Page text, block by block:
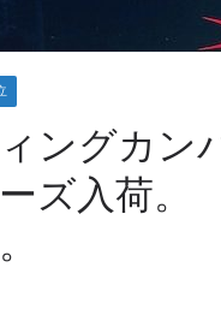
ングカ
ズ入荷